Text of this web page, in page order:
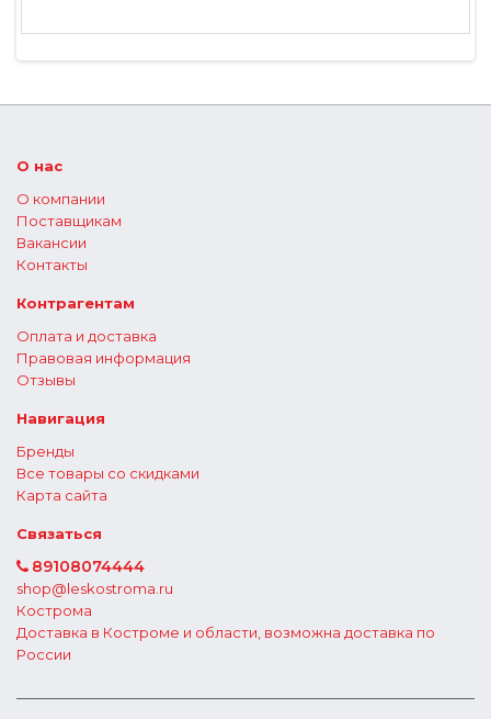
О нас
О компании
Поставщикам
Вакансии
Контакты
Контрагентам
Оплата и доставка
Правовая информация
Отзывы
Навигация
Бренды
Все товары со скидками
Карта сайта
Связаться
89108074444
shop@leskostroma.ru
Кострома
Доставка в Костроме и области, возможна доставка по
России